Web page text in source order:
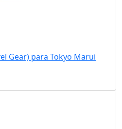
Gear) para Tokyo Marui